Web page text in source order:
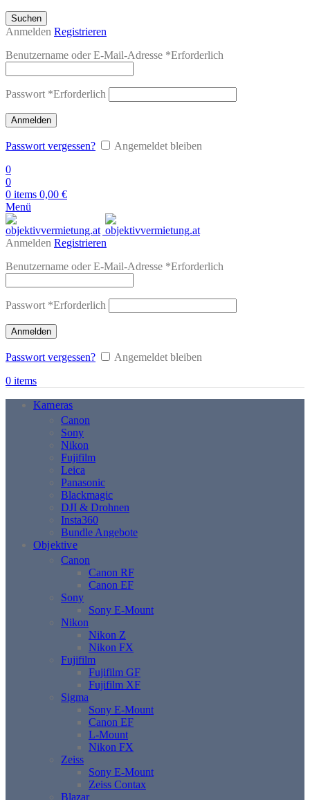
Suchen
Anmelden Registrieren
Benutzername oder E-Mail-Adresse *Erforderlich
Passwort *Erforderlich
Anmelden
Passwort vergessen?
Angemeldet bleiben
0
0
0 items 0,00 €
Menü
Anmelden Registrieren
Benutzername oder E-Mail-Adresse *Erforderlich
Passwort *Erforderlich
Anmelden
Passwort vergessen?
Angemeldet bleiben
0 items
Kameras
Canon
Sony
Nikon
Fujifilm
Leica
Panasonic
Blackmagic
DJI & Drohnen
Insta360
Bundle Angebote
Objektive
Canon
Canon RF
Canon EF
Sony
Sony E-Mount
Nikon
Nikon Z
Nikon FX
Fujifilm
Fujifilm GF
Fujifilm XF
Sigma
Sony E-Mount
Canon EF
L-Mount
Nikon FX
Zeiss
Sony E-Mount
Zeiss Contax
Blazar